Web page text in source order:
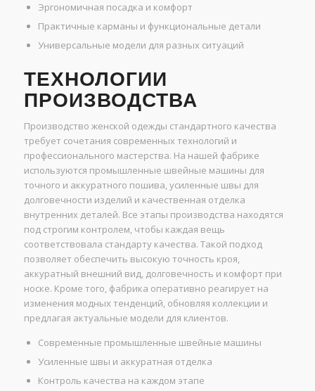
Эргономичная посадка и комфорт
Практичные карманы и функциональные детали
Универсальные модели для разных ситуаций
ТЕХНОЛОГИИ
ПРОИЗВОДСТВА
Производство женской одежды стандартного качества
требует сочетания современных технологий и
профессионального мастерства. На нашей фабрике
используются промышленные швейные машины для
точного и аккуратного пошива, усиленные швы для
долговечности изделий и качественная отделка
внутренних деталей. Все этапы производства находятся
под строгим контролем, чтобы каждая вещь
соответствовала стандарту качества. Такой подход
позволяет обеспечить высокую точность кроя,
аккуратный внешний вид, долговечность и комфорт при
носке. Кроме того, фабрика оперативно реагирует на
изменения модных тенденций, обновляя коллекции и
предлагая актуальные модели для клиентов.
Современные промышленные швейные машины
Усиленные швы и аккуратная отделка
Контроль качества на каждом этапе